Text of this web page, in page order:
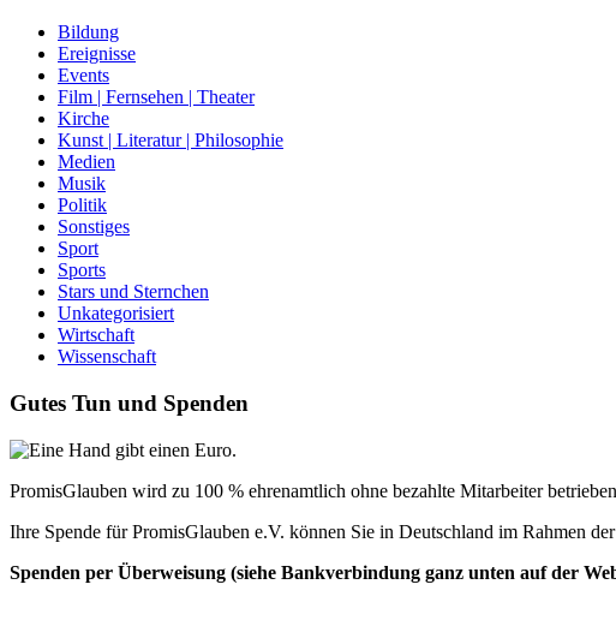
Bildung
Ereignisse
Events
Film | Fernsehen | Theater
Kirche
Kunst | Literatur | Philosophie
Medien
Musik
Politik
Sonstiges
Sport
Sports
Stars und Sternchen
Unkategorisiert
Wirtschaft
Wissenschaft
Gutes Tun und Spenden
PromisGlauben wird zu 100 % ehrenamtlich ohne bezahlte Mitarbeiter
Ihre Spende für PromisGlauben e.V. können Sie in Deutschland im Rahmen
Spenden per Überweisung (siehe Bankverbindung ganz unten auf der